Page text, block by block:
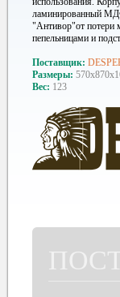
ламинированный
"Антивор"от потери
пепельницами и
Поставщик
Размеры
Вес 123